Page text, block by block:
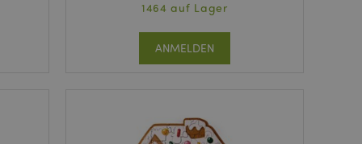
1464 auf Lager
ANMELDEN